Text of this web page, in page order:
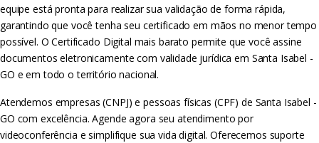
equipe está pronta para realizar sua validação de forma rápida,
garantindo que você tenha seu certificado em mãos no menor tempo
possível. O Certificado Digital mais barato permite que você assine
documentos eletronicamente com validade jurídica em Santa Isabel -
GO e em todo o território nacional.
Atendemos empresas (CNPJ) e pessoas físicas (CPF) de Santa Isabel -
GO com excelência. Agende agora seu atendimento por
videoconferência e simplifique sua vida digital. Oferecemos suporte